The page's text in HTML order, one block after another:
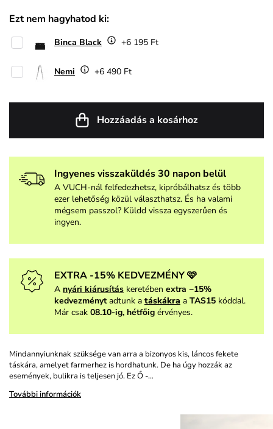
Ezt nem hagyhatod ki:
Binca Black +6 195 Ft
Nemi +6 490 Ft
Hozzáadás a kosárhoz
Ingyenes visszaküldés 30 napon belül
A VUCH-nál felfedezhetsz, kipróbálhatsz és több
ezer lehetőség közül választhatsz. És ha valami
mégsem passzol? Küldd vissza egyszerűen és
ingyen.
EXTRA -15% KEDVEZMÉNY 🩷
A nyári kiárusítás keretében extra −15%
kedvezménytadtunk a táskákra a TAS15 kóddal.
Már csak 08.10-ig, hétfőig érvényes.
Mindannyiunknak szüksége van arra a bizonyos kis, láncos fekete
táskára, amelyet farmerhez is hordhatunk. De ha úgy hozzák az
események, bulikra is teljesen jó. Ez Ő -…
További információk